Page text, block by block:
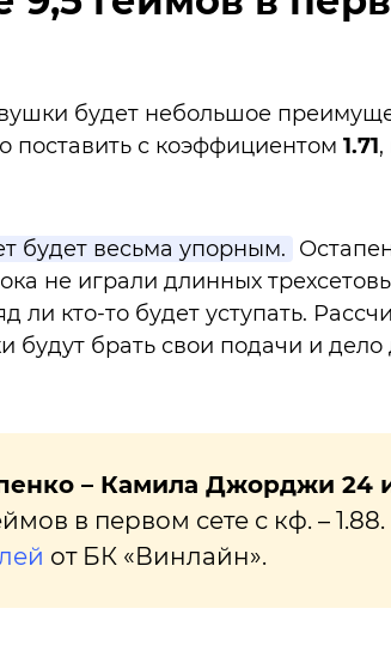
будет небольшое
с коэффициентом 1.71,
будет весьма упорным.
не играли длинных
ли кто-то будет уступать.
будут брать свои подачи и
– Камила Джорджи 24
в первом сете с кф. – 1.88.
от БК «Винлайн».